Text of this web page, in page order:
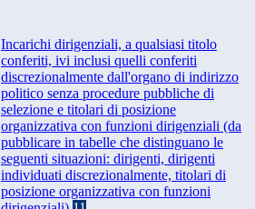
Incarichi dirigenziali, a qualsiasi titolo
conferiti, ivi inclusi quelli conferiti
discrezionalmente dall'organo di indirizzo
politico senza procedure pubbliche di
selezione e titolari di posizione
organizzativa con funzioni dirigenziali (da
pubblicare in tabelle che distinguano le
seguenti situazioni: dirigenti, dirigenti
individuati discrezionalmente, titolari di
posizione organizzativa con funzioni